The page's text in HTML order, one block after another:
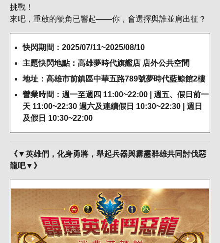
挑戰！
來吧，重啟的號角已響起——你，會選擇與誰並肩出征？
快閃期間：2025/07/11~2025/08/10
主題快閃地點：高雄夢時代旗艦店 店外公共空間
地址：高雄市前鎮區中華五路789號夢時代藍鯨館2樓
營業時間：週一至週四 11:00~22:00 | 週五、假日前一
天 11:00~22:30 週六及連續假日 10:30~22:30 | 週日
及假日 10:30~22:00
《▼英雄們，化身勇將，舉起兵器與霹靂群雄共同討伐惡
龍吧▼》